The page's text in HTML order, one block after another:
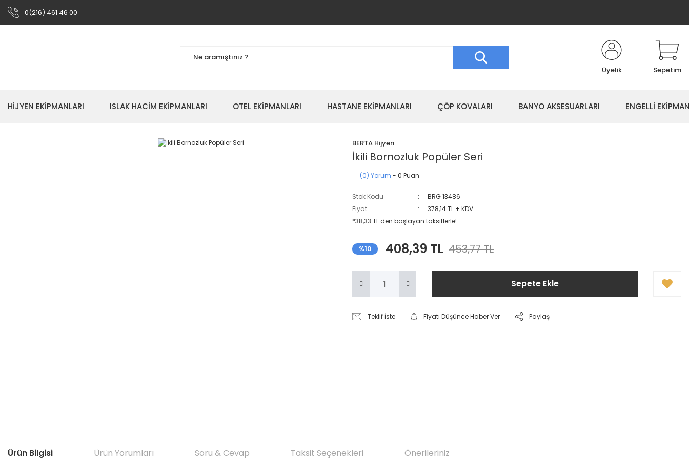
0(216) 461 46 00
Üyelik Sepetim
HİJYEN EKİPMANLARI ISLAK HACİM EKİPMANLARI OTEL EKİPMANLARI HASTANE EKİPMANLARI ÇÖP KOVALARI BANYO AKSESUARLARI ENGELLİ
BERTA Hijyen
İkili Bornozluk Popüler Seri
(0) Yorum - 0 Puan
Stok Kodu
BRG 13486
Fiyat
378,14 TL + KDV
*38,33 TL den başlayan taksitlerle!
%10 408,39 TL 453,77 TL
Sepete Ekle
Teklif İste Fiyatı Düşünce Haber Ver Paylaş
Ürün Bilgisi Ürün Yorumları Soru & Cevap Taksit Seçenekleri Önerileriniz